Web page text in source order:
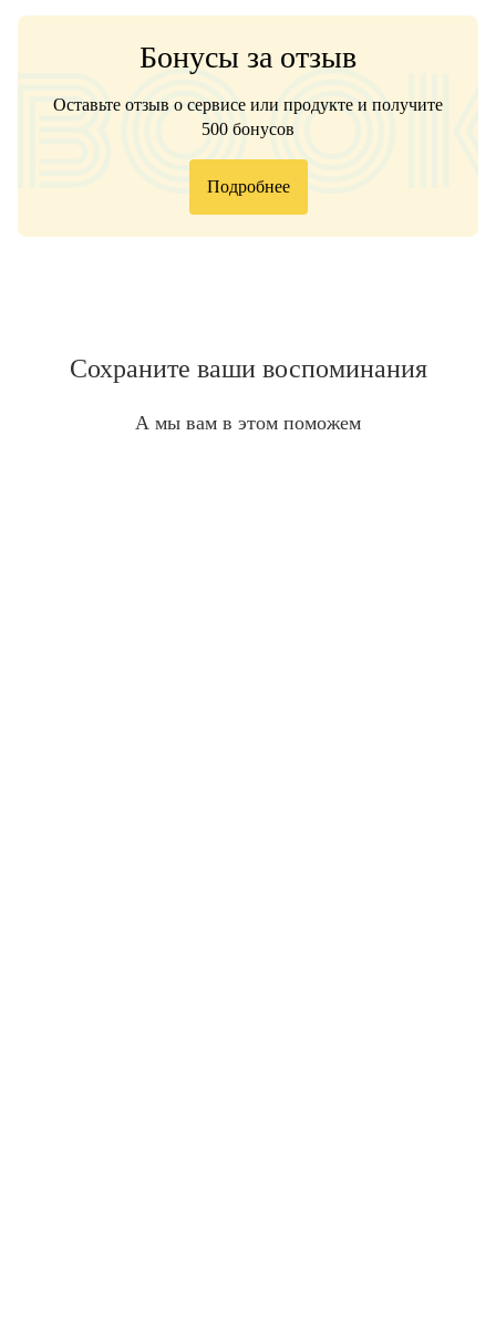
Бонусы за отзыв
Оставьте отзыв о сервисе или продукте и получите
500 бонусов
Подробнее
Сохраните ваши воспоминания
А мы вам в этом поможем